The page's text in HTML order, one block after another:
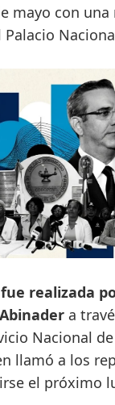
mayo con
realizada
a
Nacional
llamó a los
el próximo